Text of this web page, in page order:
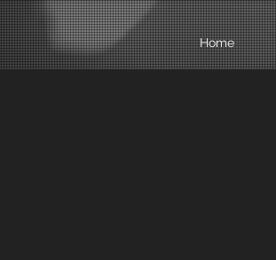
Home